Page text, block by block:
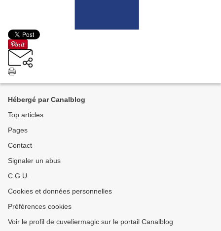
Hébergé par Canalblog
Top articles
Pages
Contact
Signaler un abus
C.G.U.
Cookies et données personnelles
Préférences cookies
Voir le profil de cuveliermagic sur le portail Canalblog